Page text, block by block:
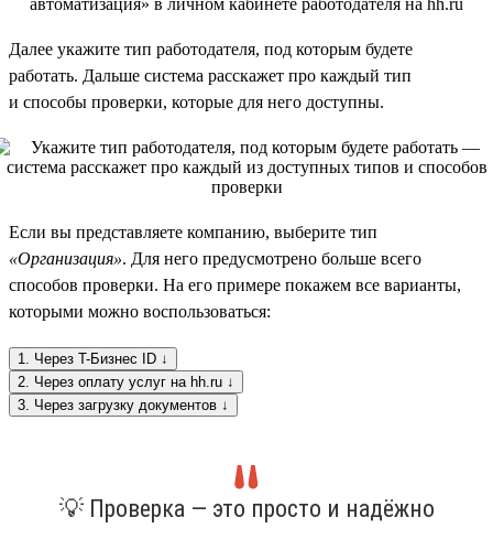
Далее укажите тип работодателя, под которым будете
работать. Дальше система расскажет про каждый тип
и способы проверки, которые для него доступны.
Если вы представляете компанию, выберите тип
«Организация». Для него предусмотрено больше всего
способов проверки. На его примере покажем все варианты,
которыми можно воспользоваться:
1. Через T-Бизнес ID ↓
2. Через оплату услуг на hh.ru ↓
3. Через загрузку документов ↓
💡 Проверка — это просто и надёжно